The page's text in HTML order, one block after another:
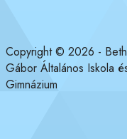
Copyright © 2026 -
Gábor Általános Iskola
Gimnázium